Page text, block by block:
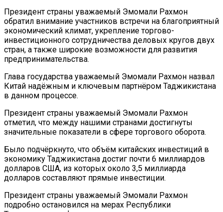
Президент страны уважаемый Эмомали Рахмон
обратил внимание участников встречи на благоприятный
экономический климат, укрепление торгово-
инвестиционного сотрудничества деловых кругов двух
стран, а также широкие возможности для развития
предпринимательства.
Глава государства уважаемый Эмомали Рахмон назвал
Китай надёжным и ключевым партнёром Таджикистана
в данном процессе.
Президент страны уважаемый Эмомали Рахмон
отметил, что между нашими странами достигнуты
значительные показатели в сфере торгового оборота.
Было подчёркнуто, что объём китайских инвестиций в
экономику Таджикистана достиг почти 6 миллиардов
долларов США, из которых около 3,5 миллиарда
долларов составляют прямые инвестиции.
Президент страны уважаемый Эмомали Рахмон
подробно остановился на мерах Республики